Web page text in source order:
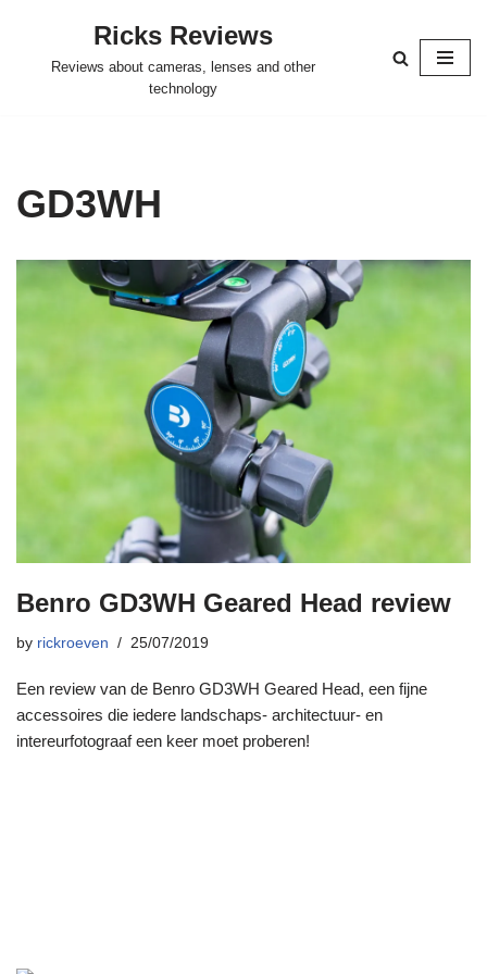
Ricks Reviews
Reviews about cameras, lenses and other
technology
GD3WH
Benro GD3WH Geared Head review
by rickroeven 25/07/2019
Een review van de Benro GD3WH Geared Head, een fijne
accessoires die iedere landschaps- architectuur- en
intereurfotograaf een keer moet proberen!